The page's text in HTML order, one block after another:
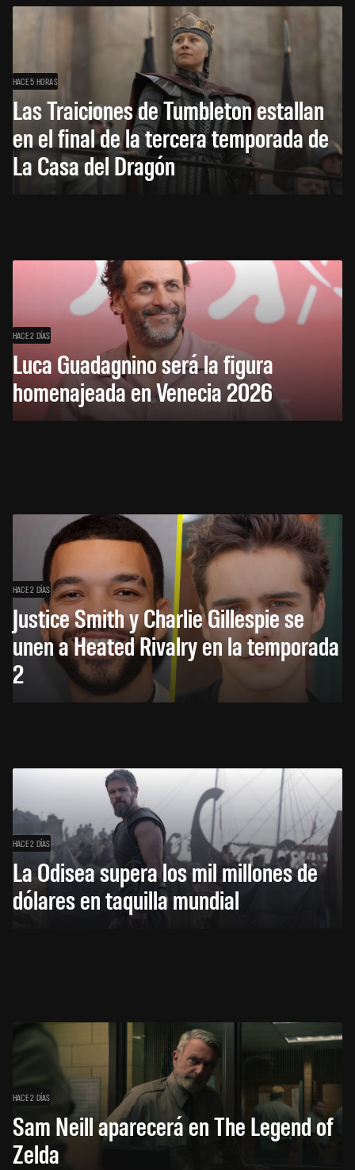
HACE 5 HORAS
Las Traiciones de Tumbleton estallan
en el final de la tercera temporada de
La Casa del Dragón
HACE 2 DÍAS
Luca Guadagnino será la figura
homenajeada en Venecia 2026
HACE 2 DÍAS
Justice Smith y Charlie Gillespie se
unen a Heated Rivalry en la temporada
2
HACE 2 DÍAS
La Odisea supera los mil millones de
dólares en taquilla mundial
HACE 2 DÍAS
Sam Neill aparecerá en The Legend of
Zelda